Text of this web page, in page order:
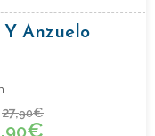
Y Anzuelo
27,90€
90€